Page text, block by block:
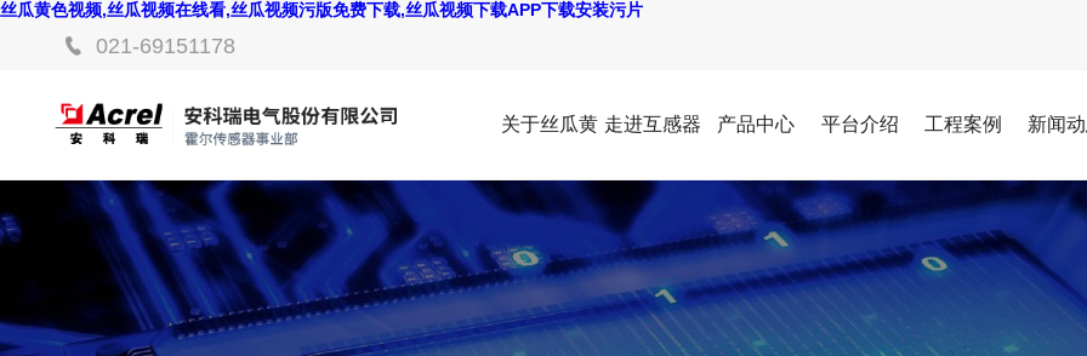
丝瓜黄色视频,丝瓜视频在线看,丝瓜视频污版免费下载,丝瓜视频下载APP下载安装污片
021-69151178
关于丝瓜黄 走进互感器 产品中心 平台介绍 工程案例 新闻